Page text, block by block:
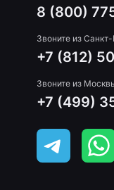
8 (800)
Звоните из
+7 (812)
Звоните из
+7 (499)